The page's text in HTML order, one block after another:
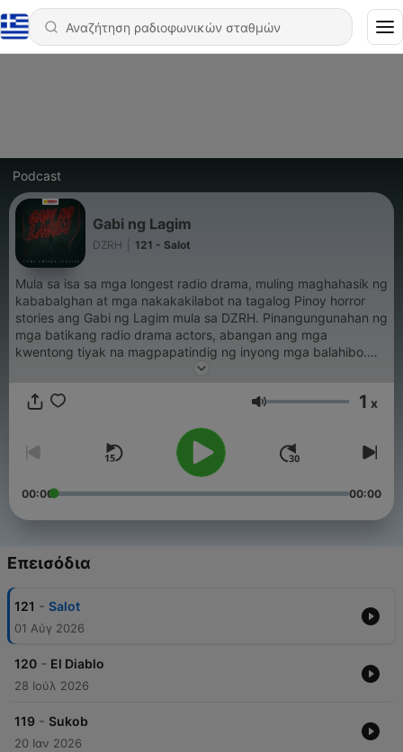
Podcast
Gabi ng Lagim
DZRH 121 - Salot
Mula sa isa sa mga longest radio drama, muling maghahasik ng
kababalghan at mga nakakakilabot na tagalog Pinoy horror
stories ang Gabi ng Lagim mula sa DZRH. Pinangungunahan ng
mga batikang radio drama actors, abangan ang mga
kwentong tiyak na magpapatindig ng inyong mga balahibo.
Abangan ang mga bagong episodes tuwing Lunes, 6:00 p.m.
https://forms.office.com/r/nbvpgsESjk
Ένταση 1 x
00:00 00:00
Επεισόδια
121 - Salot
01 Αύγ 2026
120 - El Diablo
28 Ιούλ 2026
119 - Sukob
20 Ιαν 2026